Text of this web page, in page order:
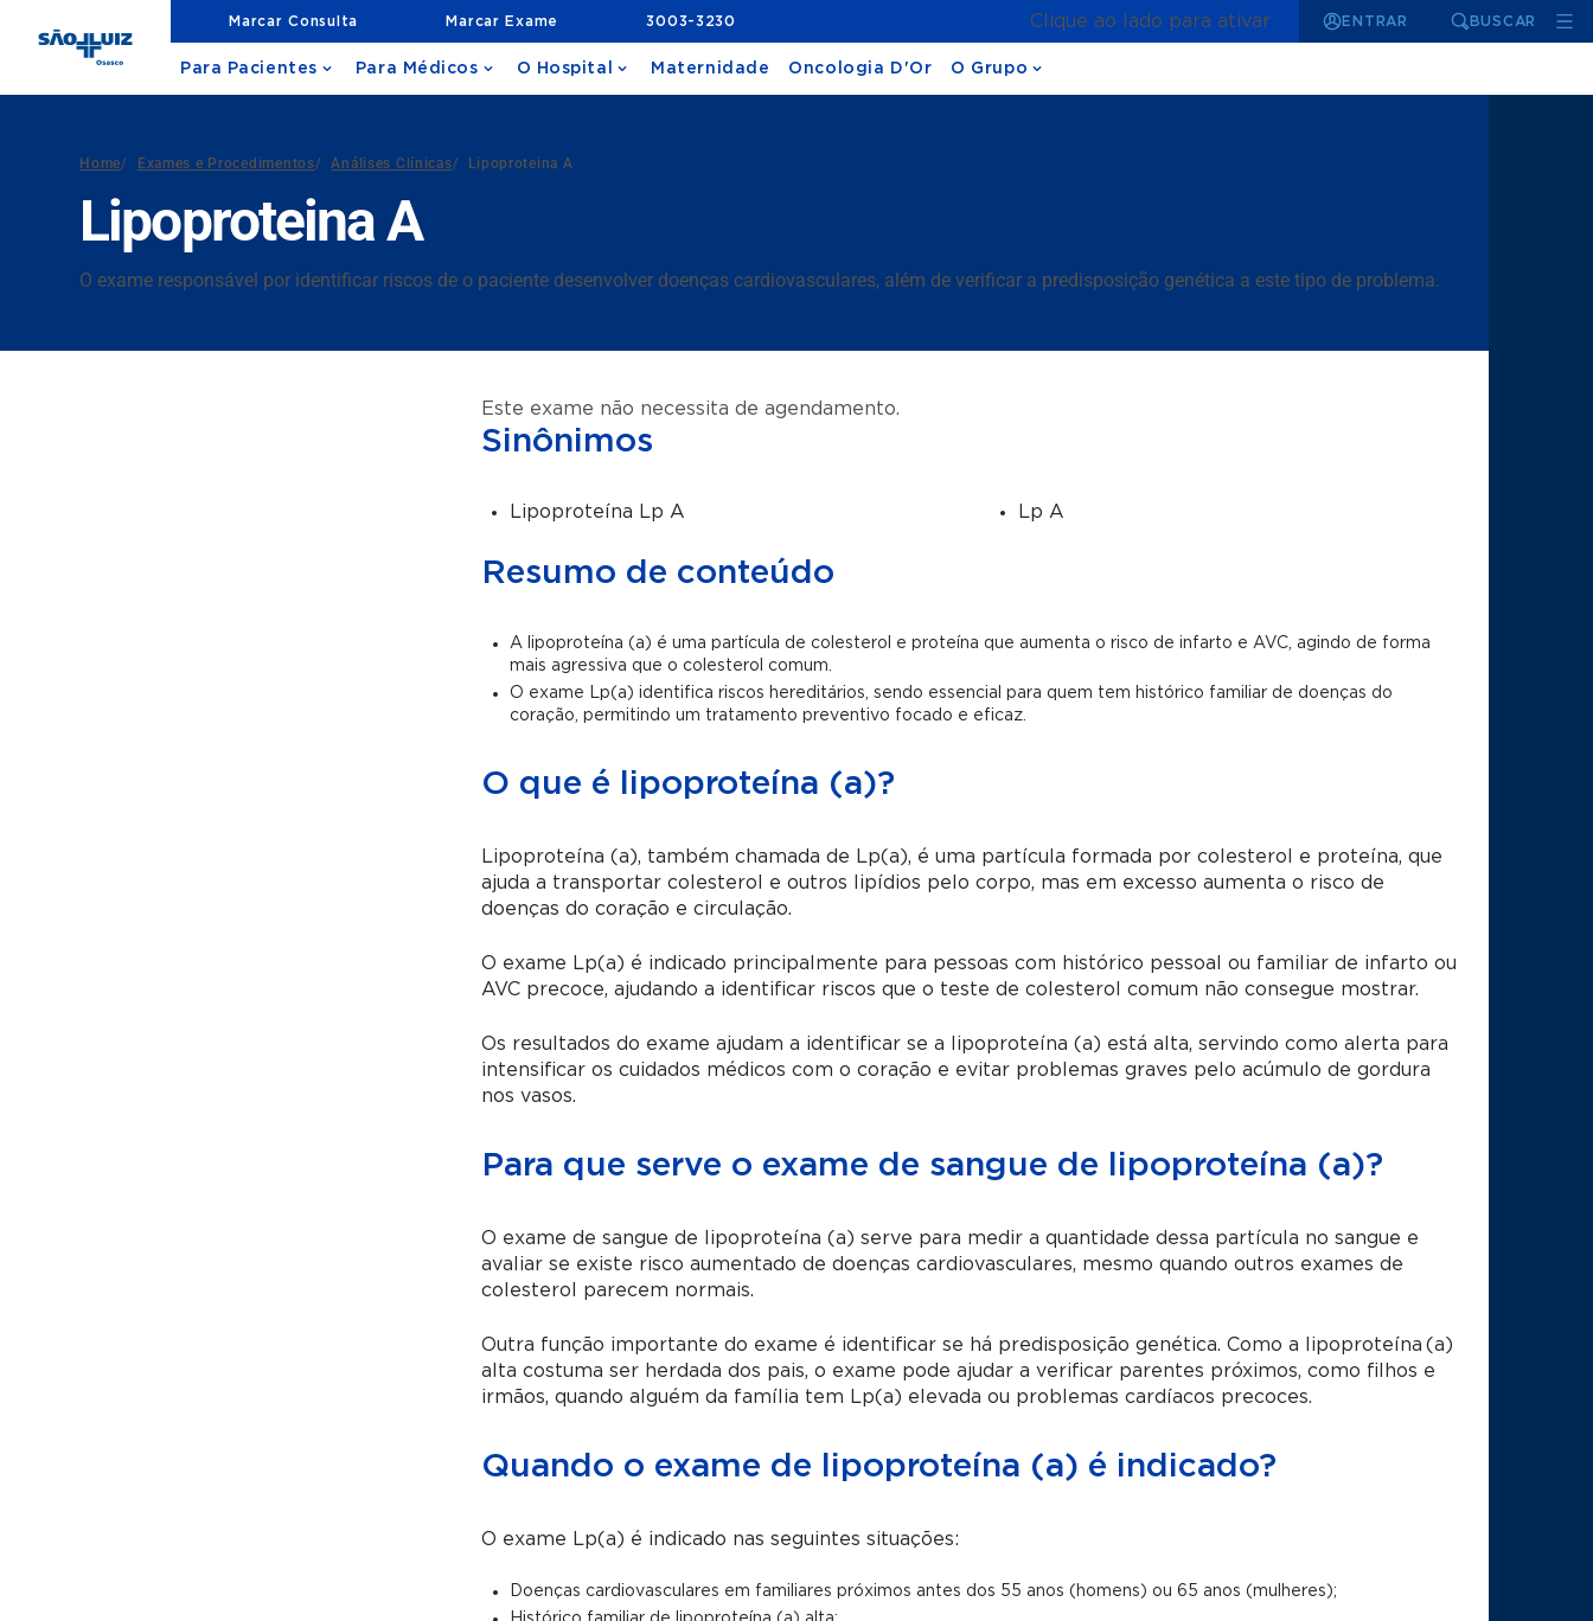
Marcar Consulta Marcar Exame 3003-3230 Clique ao lado para ativar ENTRAR BUSCAR
Para Pacientes Para Médicos O Hospital Maternidade Oncologia D'Or O Grupo
Home/ Exames e Procedimentos/ Análises Clínicas/ Lipoproteina A
Lipoproteina A
O exame responsável por identificar riscos de o paciente desenvolver doenças cardiovasculares, além de verificar a predisposição genética a este tipo de problema.
Este exame não necessita de agendamento.
Sinônimos
Lipoproteína Lp A Lp A
Resumo de conteúdo
A lipoproteína (a) é uma partícula de colesterol e proteína que aumenta o risco de infarto e AVC, agindo de forma
mais agressiva que o colesterol comum.
O exame Lp(a) identifica riscos hereditários, sendo essencial para quem tem histórico familiar de doenças do
coração, permitindo um tratamento preventivo focado e eficaz.
O que é lipoproteína (a)?
Lipoproteína (a), também chamada de Lp(a), é uma partícula formada por colesterol e proteína, que
ajuda a transportar colesterol e outros lipídios pelo corpo, mas em excesso aumenta o risco de
doenças do coração e circulação.
O exame Lp(a) é indicado principalmente para pessoas com histórico pessoal ou familiar de infarto ou
AVC precoce, ajudando a identificar riscos que o teste de colesterol comum não consegue mostrar.
Os resultados do exame ajudam a identificar se a lipoproteína (a) está alta, servindo como alerta para
intensificar os cuidados médicos com o coração e evitar problemas graves pelo acúmulo de gordura
nos vasos.
Para que serve o exame de sangue de lipoproteína (a)?
O exame de sangue de lipoproteína (a) serve para medir a quantidade dessa partícula no sangue e
avaliar se existe risco aumentado de doenças cardiovasculares, mesmo quando outros exames de
colesterol parecem normais.
Outra função importante do exame é identificar se há predisposição genética. Como a lipoproteína (a)
alta costuma ser herdada dos pais, o exame pode ajudar a verificar parentes próximos, como filhos e
irmãos, quando alguém da família tem Lp(a) elevada ou problemas cardíacos precoces.
Quando o exame de lipoproteína (a) é indicado?
O exame Lp(a) é indicado nas seguintes situações:
Doenças cardiovasculares em familiares próximos antes dos 55 anos (homens) ou 65 anos (mulheres);